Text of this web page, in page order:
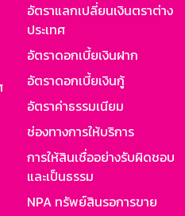
อัตราแลกเปลี่ยนเงินตราต่าง
ประเทศ
อัตราดอกเบี้ยเงินฝาก
อัตราดอกเบี้ยเงินกู้
อัตราค่าธรรมเนียม
ช่องทางการให้บริการ
การให้สินเชื่ออย่างรับผิดชอบ
และเป็นธรรม
NPA ทรัพย์สินรอการขาย